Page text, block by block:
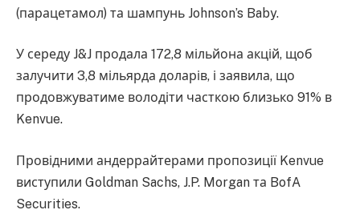
(парацетамол) та шампунь Johnson’s Baby.
У середу J&J продала 172,8 мільйона акцій, щоб
залучити 3,8 мільярда доларів, і заявила, що
продовжуватиме володіти часткою близько 91% в
Kenvue.
Провідними андеррайтерами пропозиції Kenvue
виступили Goldman Sachs, J.P. Morgan та BofA
Securities.